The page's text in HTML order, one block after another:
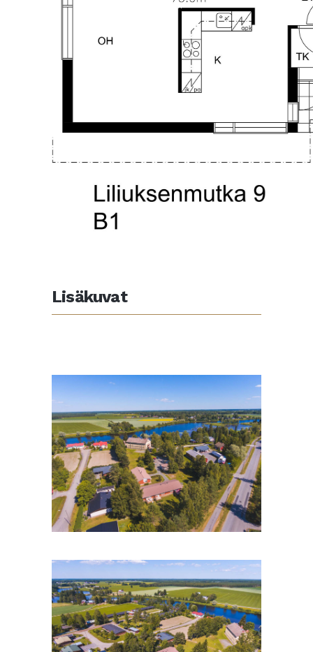
Lisäkuvat